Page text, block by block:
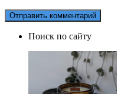
Поиск по сайту